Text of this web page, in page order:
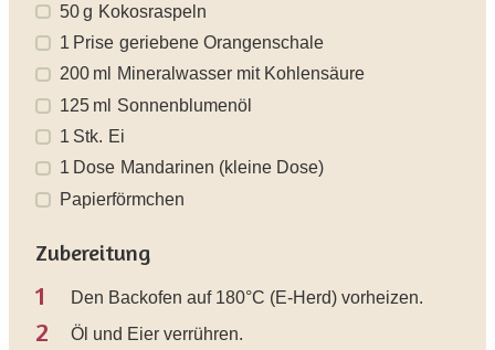
50 g Kokosraspeln
1 Prise geriebene Orangenschale
200 ml
Mineralwasser mit Kohlensäure
125 ml Sonnenblumenöl
1 Stk. Ei
1 Dose Mandarinen (kleine Dose)
Papierförmchen
Zubereitung
1 Den Backofen auf 180°C (E-Herd) vorheizen.
2 Öl und Eier verrühren.